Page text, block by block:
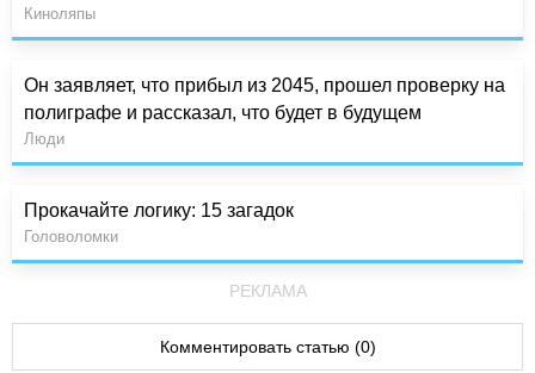
Киноляпы
Он заявляет, что прибыл из 2045, прошел проверку на
полиграфе и рассказал, что будет в будущем
Люди
Прокачайте логику: 15 загадок
Головоломки
РЕКЛАМА
Комментировать статью (0)